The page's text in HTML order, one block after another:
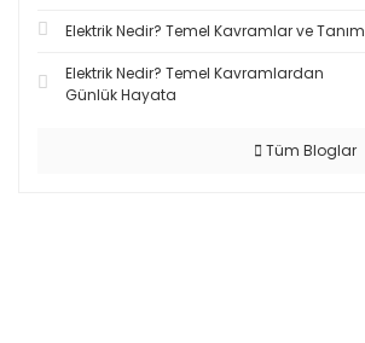
Elektrik Nedir? Temel Kavramlar ve Tanım
Elektrik Nedir? Temel Kavramlardan
Günlük Hayata
Tüm Bloglar